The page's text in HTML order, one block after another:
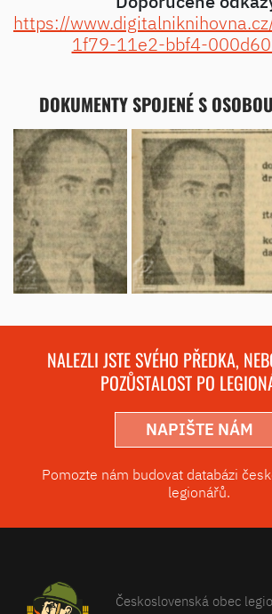
https://
1f79-11e2-bbf4-
DOKUMENTY SPOJENÉ S
NALEZLI JSTE SVÉHO PŘEDKA,
POZŮSTALOST PO
NAPIŠTE NÁM
Pomozte nám budovat databázi
legionářů.
Československá obec